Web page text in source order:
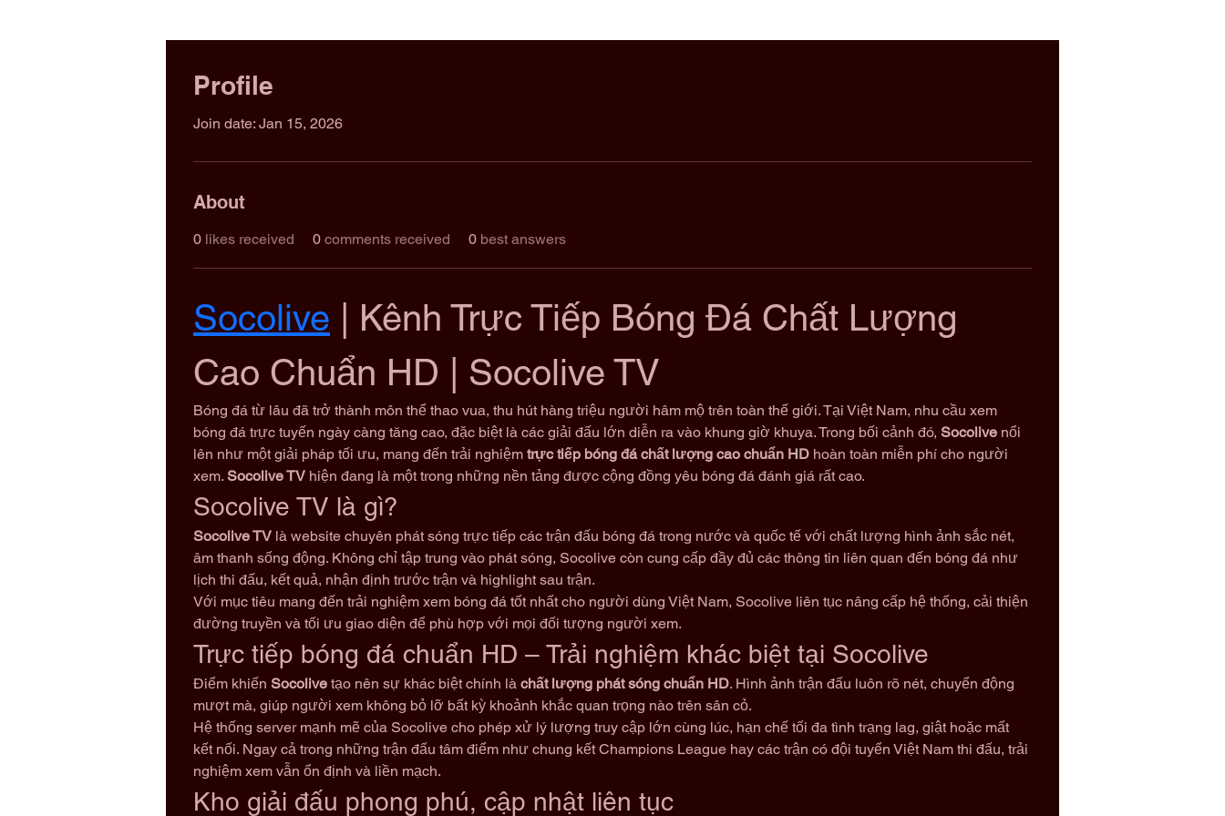
Profile
Join date: Jan 15, 2026
About
0 likes received 0 comments received 0 best answers
Socolive | Kênh Trực Tiếp Bóng Đá Chất Lượng
Cao Chuẩn HD | Socolive TV
Bóng đá từ lâu đã trở thành môn thể thao vua, thu hút hàng triệu người hâm mộ trên toàn thế giới. Tại Việt Nam, nhu cầu xem
bóng đá trực tuyến ngày càng tăng cao, đặc biệt là các giải đấu lớn diễn ra vào khung giờ khuya. Trong bối cảnh đó, Socolive nổi
lên như một giải pháp tối ưu, mang đến trải nghiệm trực tiếp bóng đá chất lượng cao chuẩn HD hoàn toàn miễn phí cho người
xem. Socolive TV hiện đang là một trong những nền tảng được cộng đồng yêu bóng đá đánh giá rất cao.
Socolive TV là gì?
Socolive TV là website chuyên phát sóng trực tiếp các trận đấu bóng đá trong nước và quốc tế với chất lượng hình ảnh sắc nét,
âm thanh sống động. Không chỉ tập trung vào phát sóng, Socolive còn cung cấp đầy đủ các thông tin liên quan đến bóng đá như
lịch thi đấu, kết quả, nhận định trước trận và highlight sau trận.
Với mục tiêu mang đến trải nghiệm xem bóng đá tốt nhất cho người dùng Việt Nam, Socolive liên tục nâng cấp hệ thống, cải thiện
đường truyền và tối ưu giao diện để phù hợp với mọi đối tượng người xem.
Trực tiếp bóng đá chuẩn HD – Trải nghiệm khác biệt tại Socolive
Điểm khiến Socolive tạo nên sự khác biệt chính là chất lượng phát sóng chuẩn HD. Hình ảnh trận đấu luôn rõ nét, chuyển động
mượt mà, giúp người xem không bỏ lỡ bất kỳ khoảnh khắc quan trọng nào trên sân cỏ.
Hệ thống server mạnh mẽ của Socolive cho phép xử lý lượng truy cập lớn cùng lúc, hạn chế tối đa tình trạng lag, giật hoặc mất
kết nối. Ngay cả trong những trận đấu tâm điểm như chung kết Champions League hay các trận có đội tuyển Việt Nam thi đấu, trải
nghiệm xem vẫn ổn định và liền mạch.
Kho giải đấu phong phú, cập nhật liên tục